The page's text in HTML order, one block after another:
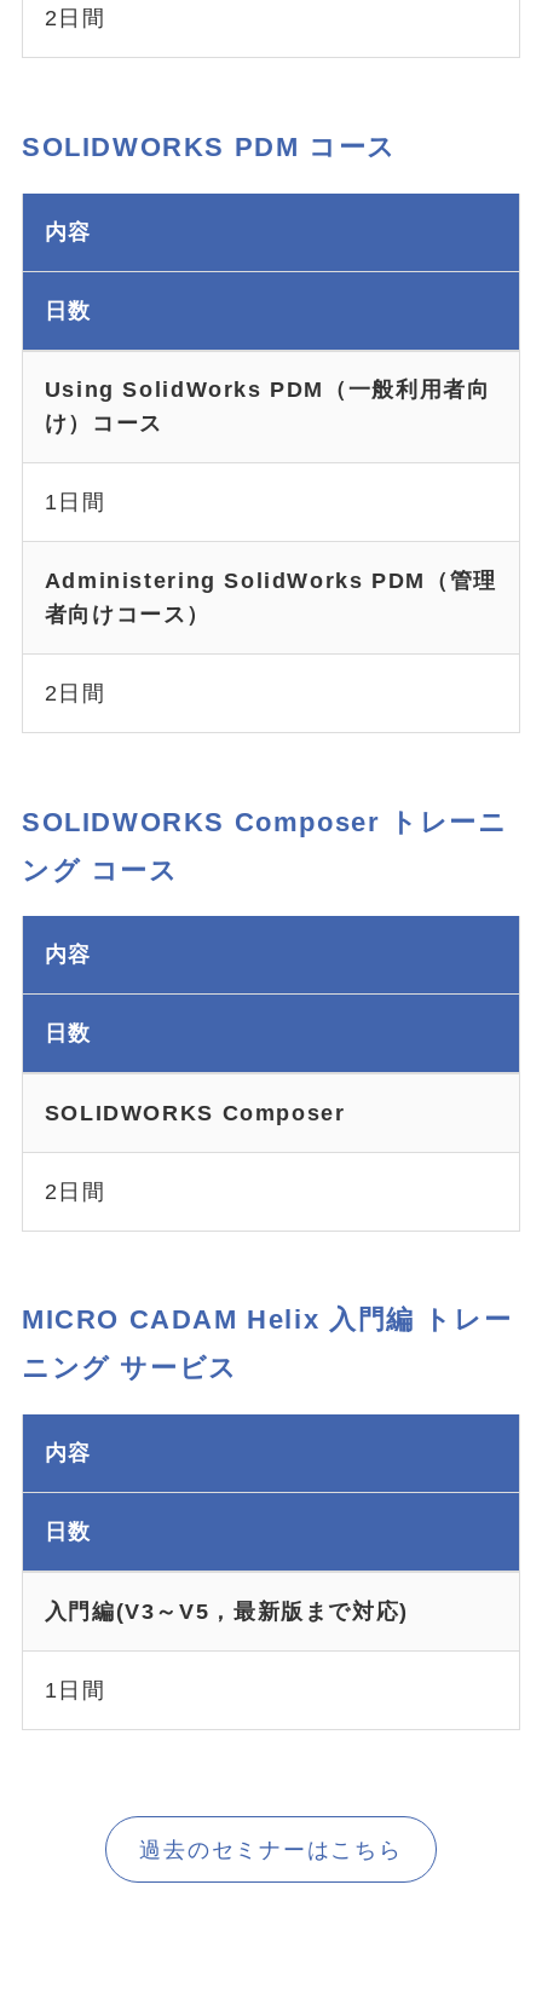
2日間
SOLIDWORKS PDM コース
内容
日数
Using SolidWorks PDM（一般利用者向
け）コース
1日間
Administering SolidWorks PDM（管理
者向けコース）
2日間
SOLIDWORKS Composer トレーニ
ング コース
内容
日数
SOLIDWORKS Composer
2日間
MICRO CADAM Helix 入門編 トレー
ニング サービス
内容
日数
入門編(V3～V5，最新版まで対応)
1日間
過去のセミナーはこちら